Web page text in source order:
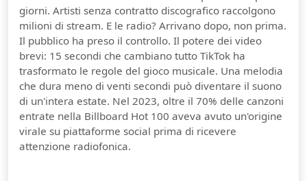
giorni. Artisti senza contratto discografico raccolgono
milioni di stream. E le radio? Arrivano dopo, non prima.
Il pubblico ha preso il controllo. Il potere dei video
brevi: 15 secondi che cambiano tutto TikTok ha
trasformato le regole del gioco musicale. Una melodia
che dura meno di venti secondi può diventare il suono
di un'intera estate. Nel 2023, oltre il 70% delle canzoni
entrate nella Billboard Hot 100 aveva avuto un'origine
virale su piattaforme social prima di ricevere
attenzione radiofonica.